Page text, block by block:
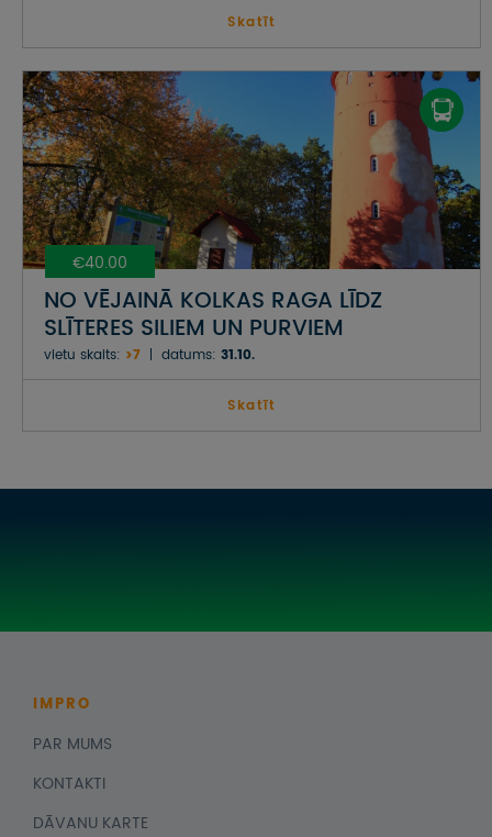
Skatīt
€40.00
NO VĒJAINĀ KOLKAS RAGA LĪDZ
SLĪTERES SILIEM UN PURVIEM
vietu skaits: >7 datums: 31.10.
Skatīt
IMPRO
PAR MUMS
KONTAKTI
DĀVANU KARTE